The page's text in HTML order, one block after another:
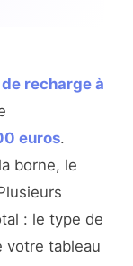
recharge à
euros.
borne, le
: le type de
votre tableau